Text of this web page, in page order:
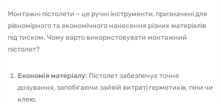
Монтажні пістолети – це ручні інструменти, призначені для
рівномірного та економічного нанесення різних матеріалів
під тиском. Чому варто використовувати монтажний
пістолет?
Економія матеріалу: Пістолет забезпечує точне
дозування, запобігаючи зайвій витраті герметиків, піни чи
клею.